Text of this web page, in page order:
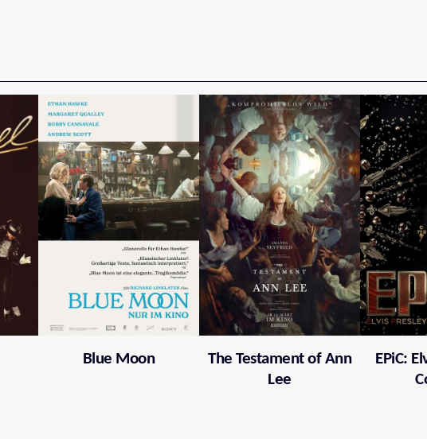
Blue Moon
The Testament of Ann
Lee
EPiC: